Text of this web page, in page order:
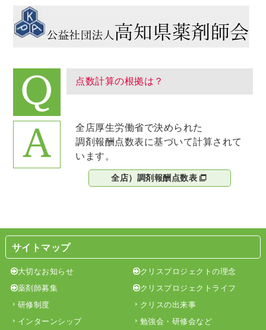
点数計算の根拠は？
全店厚生労働省で決められた
調剤報酬点数表に基づいて計算されて
います。
全店）調剤報酬点数表
サイトマップ
大切なお知らせ
薬剤師募集
研修制度
インターンシップ
クリスプロジェクトの理念
クリスプロジェクトライフ
クリスの出来事
勉強会・研修会など